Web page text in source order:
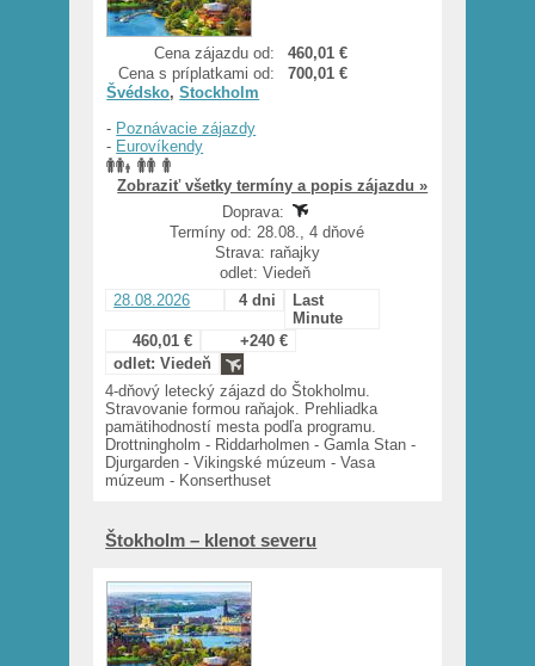
Cena zájazdu od:
460,01 €
Cena s príplatkami od:
700,01 €
Švédsko,Stockholm
- Poznávacie zájazdy
- Eurovíkendy
Zobraziť všetky termíny a popis zájazdu »
Doprava:
Termíny od: 28.08., 4 dňové
Strava: raňajky
odlet: Viedeň
28.08.2026
4 dni
Last
Minute
460,01 €
+240 €
odlet: Viedeň
4-dňový letecký zájazd do Štokholmu.
Stravovanie formou raňajok. Prehliadka
pamätihodností mesta podľa programu.
Drottningholm - Riddarholmen - Gamla Stan -
Djurgarden - Vikingské múzeum - Vasa
múzeum - Konserthuset
Štokholm – klenot severu